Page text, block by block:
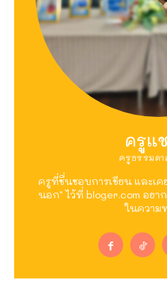
ครูแ
ครูธรรมด
ครูที่ชื่นชอบการเขียน และเ
นอก" ไว้ที่ bloger.com อยา
ในความ